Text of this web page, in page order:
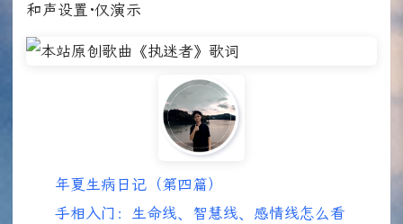
和声设置·仅演示
年夏生病日记（第四篇）
手相入门：生命线、智慧线、感情线怎么看